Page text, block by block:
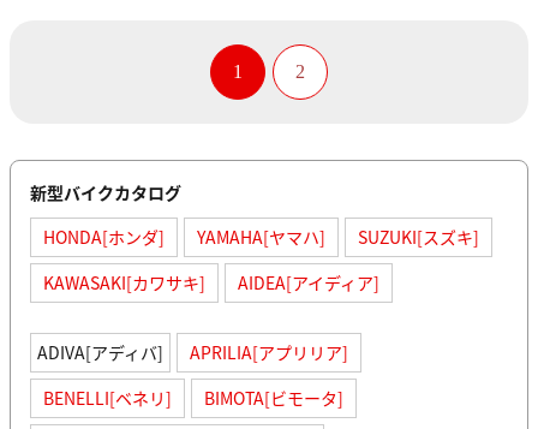
1 2
新型バイクカタログ
HONDA[ホンダ]
YAMAHA[ヤマハ]
SUZUKI[スズキ]
KAWASAKI[カワサキ]
AIDEA[アイディア]
ADIVA[アディバ]
APRILIA[アプリリア]
BENELLI[ベネリ]
BIMOTA[ビモータ]